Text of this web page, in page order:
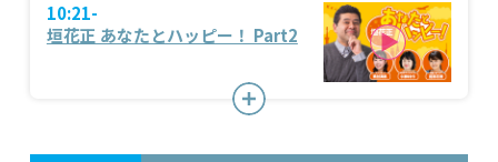
10:21-
垣花正 あなたとハッピー！ Part2